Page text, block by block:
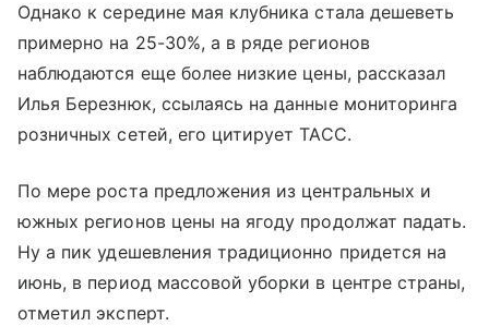
Однако к середине мая клубника стала дешеветь
примерно на 25-30%, а в ряде регионов
наблюдаются еще более низкие цены, рассказал
Илья Березнюк, ссылаясь на данные мониторинга
розничных сетей, его цитирует ТАСС.
По мере роста предложения из центральных и
южных регионов цены на ягоду продолжат падать.
Ну а пик удешевления традиционно придется на
июнь, в период массовой уборки в центре страны,
отметил эксперт.